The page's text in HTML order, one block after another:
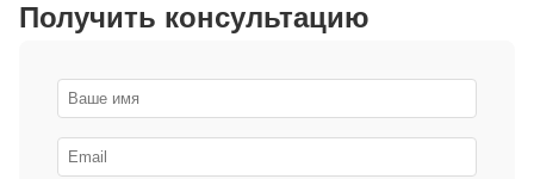
Получить консультацию